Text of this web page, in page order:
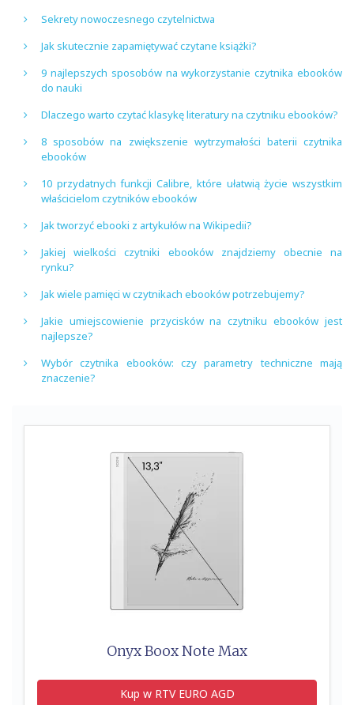
Sekrety nowoczesnego czytelnictwa
Jak skutecznie zapamiętywać czytane książki?
9 najlepszych sposobów na wykorzystanie czytnika ebooków
do nauki
Dlaczego warto czytać klasykę literatury na czytniku ebooków?
8 sposobów na zwiększenie wytrzymałości baterii czytnika
ebooków
10 przydatnych funkcji Calibre, które ułatwią życie wszystkim
właścicielom czytników ebooków
Jak tworzyć ebooki z artykułów na Wikipedii?
Jakiej wielkości czytniki ebooków znajdziemy obecnie na
rynku?
Jak wiele pamięci w czytnikach ebooków potrzebujemy?
Jakie umiejscowienie przycisków na czytniku ebooków jest
najlepsze?
Wybór czytnika ebooków: czy parametry techniczne mają
znaczenie?
Onyx Boox Note Max
Kup w RTV EURO AGD